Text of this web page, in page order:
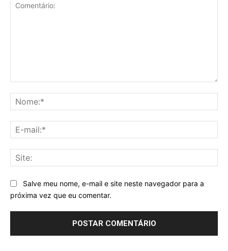
Salve meu nome, e-mail e site neste navegador para a
próxima vez que eu comentar.